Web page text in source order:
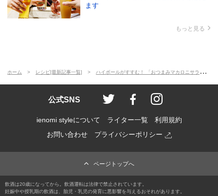
ます
もっと見る
ホーム レシピ[最新記事一覧] ハイボールがすすむ！ 「おつまみマカロニサラダ」〈家飲みおつまみレシピ〉
公式SNS ienomi style[イ
ienomi style[
ienomi
ienomi styleについて ライター一覧
利用規約
お問い合わせ
プライバシーポリシー
ページトップへ
飲酒は20歳になってから。飲酒運転は法律で禁止されています。
妊娠中や授乳期の飲酒は、胎児・乳児の発育に悪影響を与えるおそれがあります。